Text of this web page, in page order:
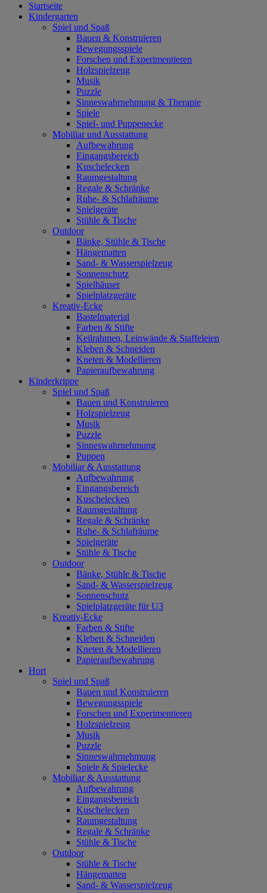
Startseite
Kindergarten
Spiel und Spaß
Bauen & Konstruieren
Bewegungsspiele
Forschen und Experimentieren
Holzspielzeug
Musik
Puzzle
Sinneswahrnehmung & Therapie
Spiele
Spiel- und Puppenecke
Mobiliar und Ausstattung
Aufbewahrung
Eingangsbereich
Kuschelecken
Raumgestaltung
Regale & Schränke
Ruhe- & Schlafräume
Spielgeräte
Stühle & Tische
Outdoor
Bänke, Stühle & Tische
Hängematten
Sand- & Wasserspielzeug
Sonnenschutz
Spielhäuser
Spielplatzgeräte
Kreativ-Ecke
Bastelmaterial
Farben & Stifte
Keilrahmen, Leinwände & Staffeleien
Kleben & Schneiden
Kneten & Modellieren
Papieraufbewahrung
Kinderkrippe
Spiel und Spaß
Bauen und Konstruieren
Holzspielzeug
Musik
Puzzle
Sinneswahrnehmung
Puppen
Mobiliar & Ausstattung
Aufbewahrung
Eingangsbereich
Kuschelecken
Raumgestaltung
Regale & Schränke
Ruhe- & Schlafräume
Spielgeräte
Stühle & Tische
Outdoor
Bänke, Stühle & Tische
Sand- & Wasserspielzeug
Sonnenschutz
Spielplatzgeräte für U3
Kreativ-Ecke
Farben & Stifte
Kleben & Schneiden
Kneten & Modellieren
Papieraufbewahrung
Hort
Spiel und Spaß
Bauen und Konstruieren
Bewegungsspiele
Forschen und Experimentieren
Holzspielzeug
Musik
Puzzle
Sinneswahrnehmung
Spiele & Spielecke
Mobiliar & Ausstattung
Aufbewahrung
Eingangsbereich
Kuschelecken
Raumgestaltung
Regale & Schränke
Stühle & Tische
Outdoor
Stühle & Tische
Hängematten
Sand- & Wasserspielzeug